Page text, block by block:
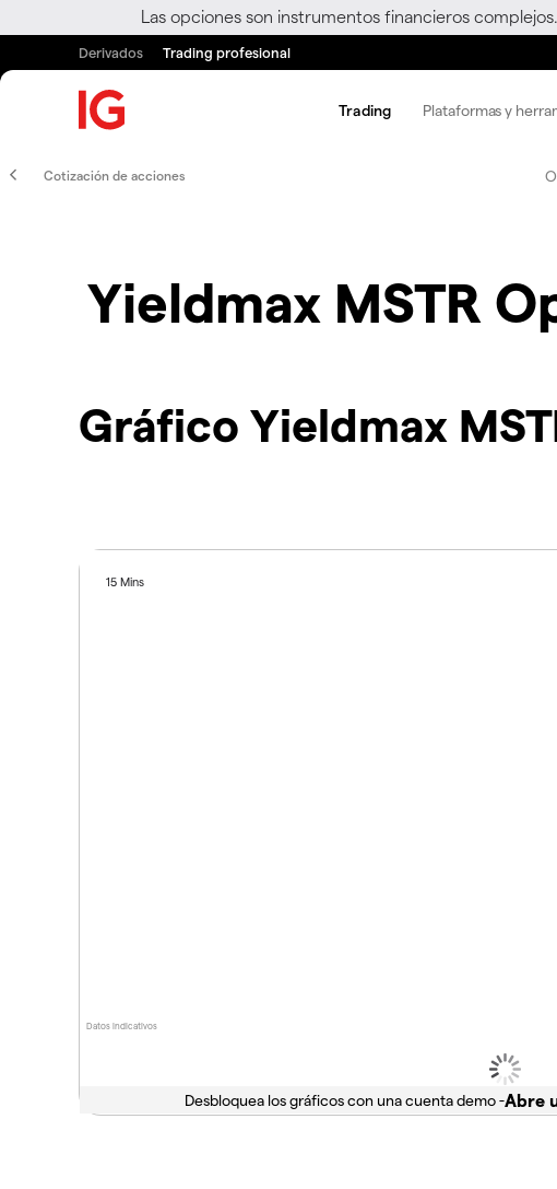
Las opciones son instrumentos financieros
Derivados Trading profesional
Trading Plataformas y
Cotización de acciones
Yieldmax MSTR
Gráfico Yieldmax
Datos indicativos
15 Mins
Desbloquea los gráficos con una cuenta demo -